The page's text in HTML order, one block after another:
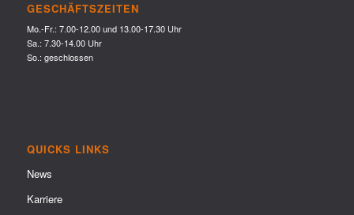
GESCHÄFTSZEITEN
Mo.-Fr.: 7.00-12.00 und 13.00-17.30 Uhr
Sa.: 7.30-14.00 Uhr
So.: geschlossen
QUICKS LINKS
News
Karriere